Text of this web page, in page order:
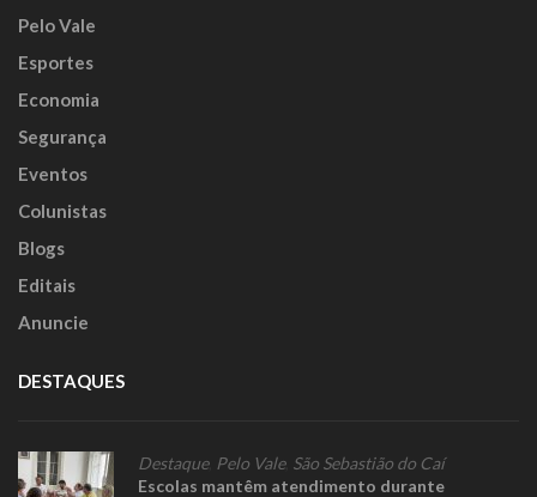
Pelo Vale
Esportes
Economia
Segurança
Eventos
Colunistas
Blogs
Editais
Anuncie
DESTAQUES
Destaque, Pelo Vale, São Sebastião do Caí
Escolas mantêm atendimento durante